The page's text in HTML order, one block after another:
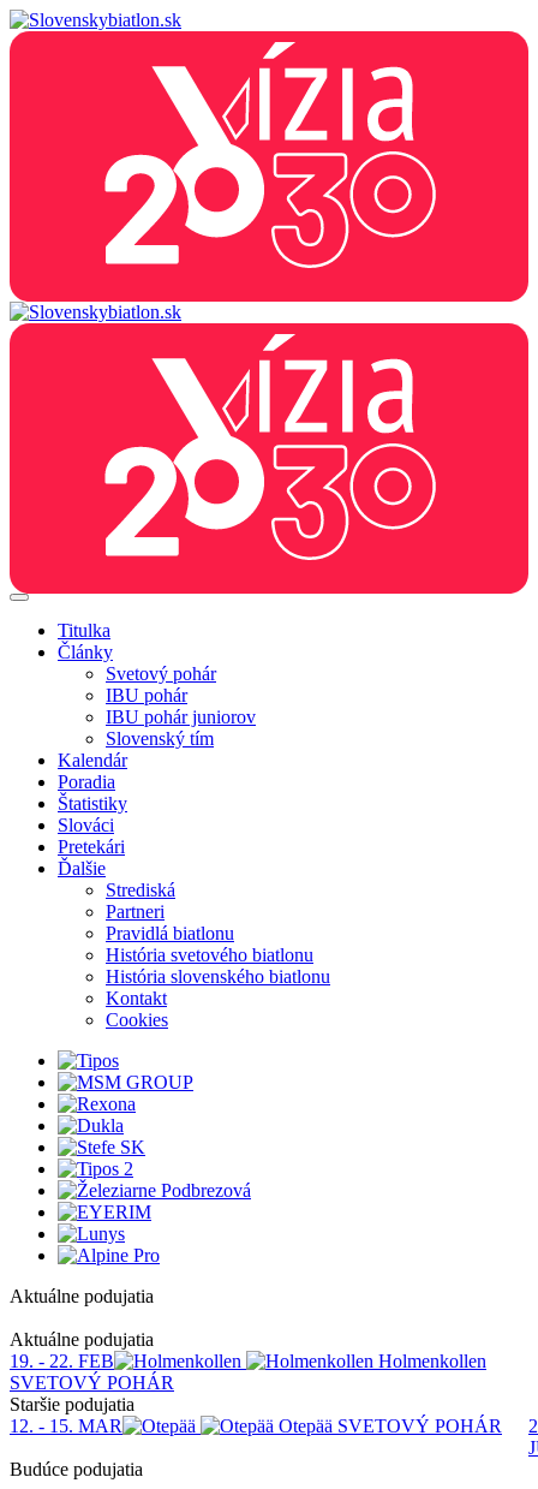
Titulka
Články
Svetový pohár
IBU pohár
IBU pohár juniorov
Slovenský tím
Kalendár
Poradia
Štatistiky
Slováci
Pretekári
Ďalšie
Strediská
Partneri
Pravidlá biatlonu
História svetového biatlonu
História slovenského biatlonu
Kontakt
Cookies
Aktuálne podujatia
Aktuálne podujatia
19. - 22. FEB
Holmenkollen
SVETOVÝ POHÁR
Staršie podujatia
12. - 15. MAR
Otepää SVETOVÝ POHÁR
Budúce podujatia